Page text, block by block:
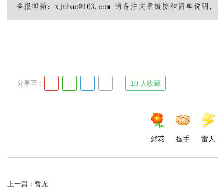
分享至 : 10 人收藏
鲜花 握手 雷人
上一篇：暂无